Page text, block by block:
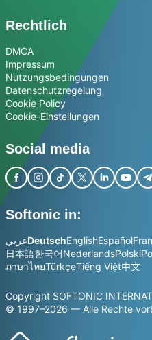
Rechtlich
DMCA
Impressum
Nutzungsbedingungen
Datenschutzregelung
Cookie Policy
Cookie-Einstellungen
Social media
Softonic in:
عربيDeutschEnglishEspañol
日本語한국어NederlandsPolski
ภาษาไทยTürkçeTiếng Việt中文
Copyright SOFTONIC
© 1997–2026 — Alle Rechte